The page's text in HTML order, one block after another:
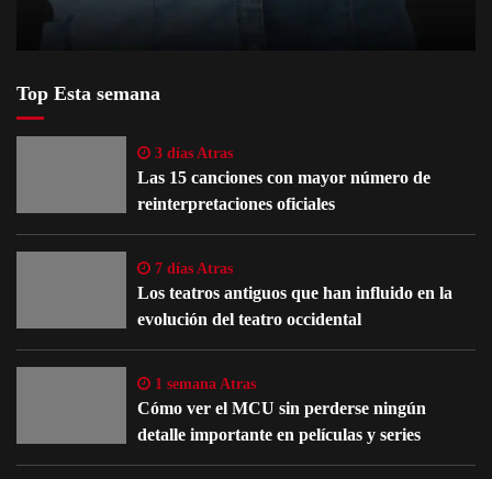
Top Esta semana
3 días Atras
Las 15 canciones con mayor número de
reinterpretaciones oficiales
7 días Atras
Los teatros antiguos que han influido en la
evolución del teatro occidental
1 semana Atras
Cómo ver el MCU sin perderse ningún
detalle importante en películas y series